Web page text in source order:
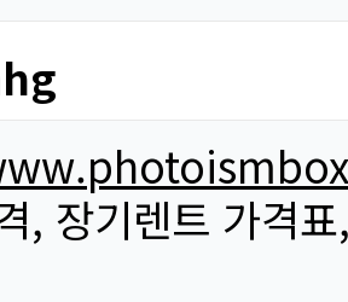
, 장기렌트 가격